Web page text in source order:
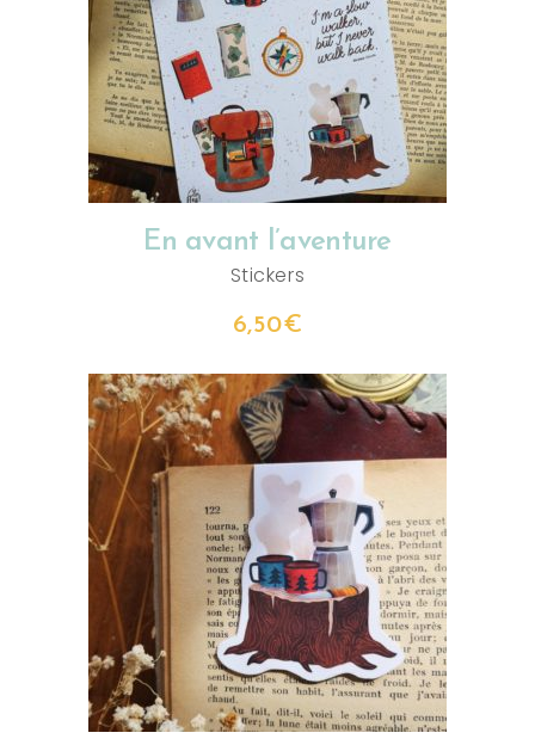
AJOUTER AU PANIER
En avant l’aventure
Stickers
6,50€
AJOUTER AU PANIER